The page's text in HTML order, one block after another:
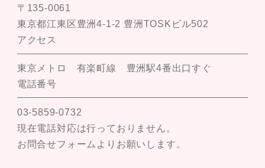
〒135-0061
東京都江東区豊洲4-1-2 豊洲TOSKビル502
アクセス
東京メトロ 有楽町線 豊洲駅4番出口すぐ
電話番号
03-5859-0732
現在電話対応は行っておりません。
お問合せフォームよりお願いします。